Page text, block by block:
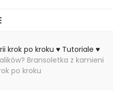
krok po kroku ♥ Tutoriale ♥
Bransoletka z kamieni
po kroku